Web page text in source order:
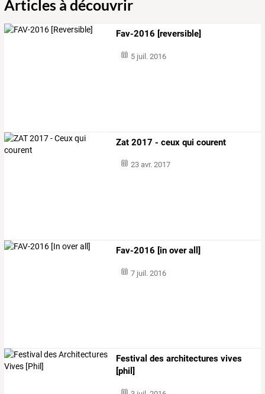
Articles à découvrir
Fav-2016 [reversible]
5 juil. 2016
Zat 2017 - ceux qui courent
23 avr. 2017
Fav-2016 [in over all]
7 juil. 2016
Festival des architectures vives
[phil]